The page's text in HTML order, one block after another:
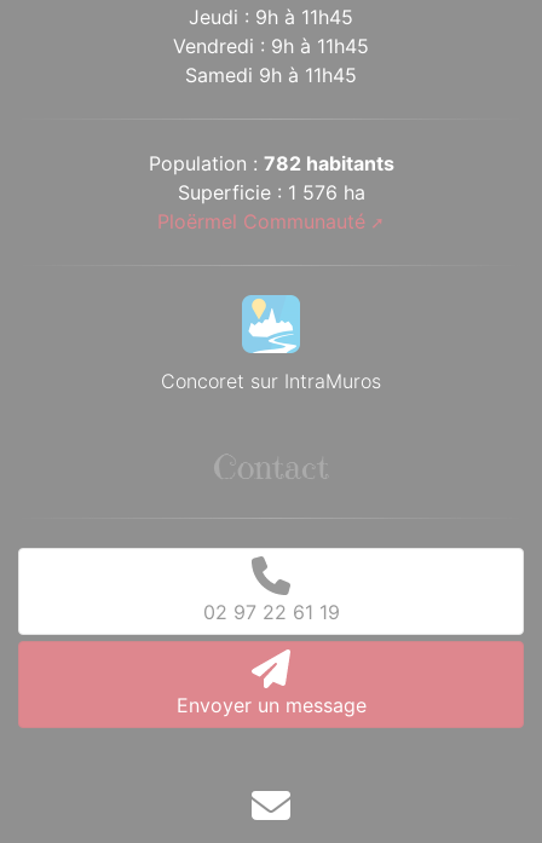
Jeudi : 9h à 11h45
Vendredi : 9h à 11h45
Samedi 9h à 11h45
Population : 782 habitants
Superficie : 1 576 ha
Ploërmel Communauté
Concoret sur IntraMuros
Contact
02 97 22 61 19
Envoyer un message